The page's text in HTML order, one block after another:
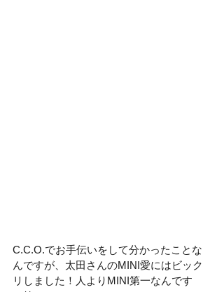
C.C.O.でお手伝いをして分かったことな
んですが、太田さんのMINI愛にはビック
リしました！人よりMINI第一なんです